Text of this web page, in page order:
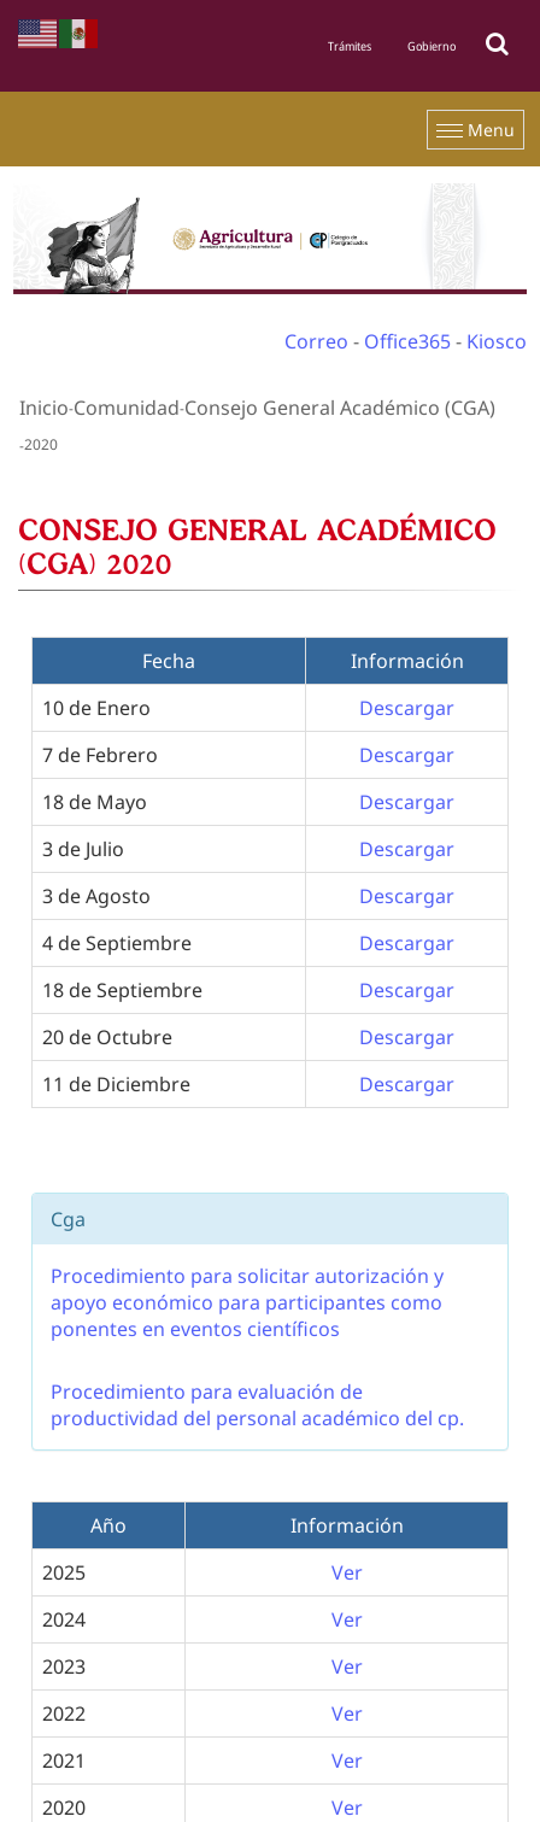
Menu
Correo - Office365- Kiosco
Inicio Comunidad Consejo General Académico (CGA)
2020
CONSEJO GENERAL ACADÉMICO
(CGA) 2020
Fecha
Información
10 de Enero
Descargar
7 de Febrero
Descargar
18 de Mayo
Descargar
3 de Julio
Descargar
3 de Agosto
Descargar
4 de Septiembre
Descargar
18 de Septiembre
Descargar
20 de Octubre
Descargar
11 de Diciembre
Descargar
Cga
Procedimiento para solicitar autorización y
apoyo económico para participantes como
ponentes en eventos científicos
Procedimiento para evaluación de
productividad del personal académico del cp.
Año
Información
2025
Ver
2024
Ver
2023
Ver
2022
Ver
2021
Ver
2020
Ver